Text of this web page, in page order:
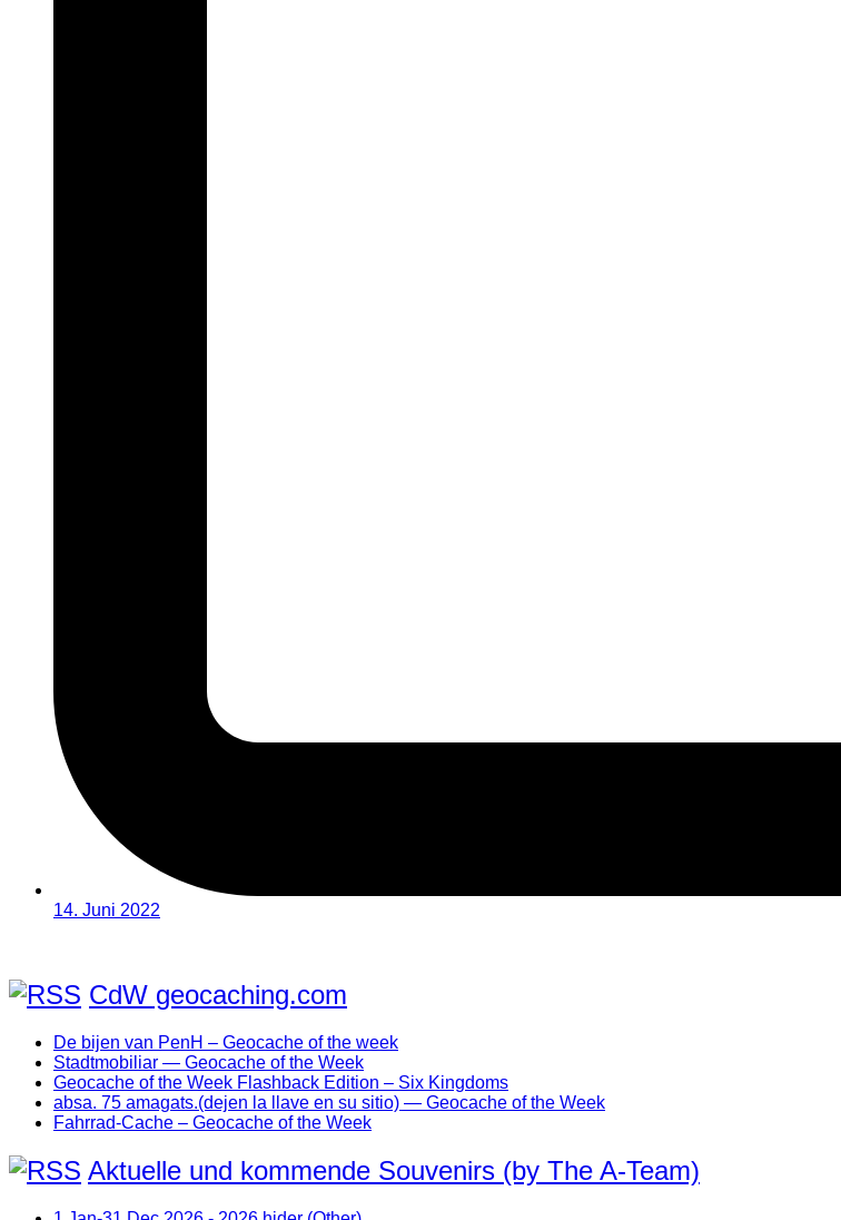
14. Juni 2022
CdW geocaching.com
De bijen van PenH – Geocache of the week
Stadtmobiliar — Geocache of the Week
Geocache of the Week Flashback Edition – Six Kingdoms
absa. 75 amagats.(dejen la llave en su sitio) — Geocache of the Week
Fahrrad-Cache – Geocache of the Week
Aktuelle und kommende Souvenirs (by The A-Team)